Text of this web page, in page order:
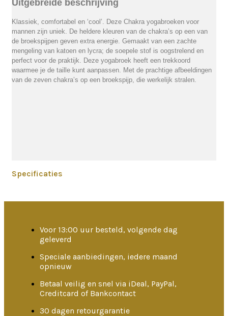
Uitgebreide beschrijving
Klassiek, comfortabel en ‘cool’. Deze Chakra yogabroeken voor
mannen zijn uniek. De heldere kleuren van de chakra’s op een van
de broekspijpen geven extra energie. Gemaakt van een zachte
mengeling van katoen en lycra; de soepele stof is oogstrelend en
perfect voor de praktijk. Deze yogabroek heeft een trekkoord
waarmee je de taille kunt aanpassen. Met de prachtige afbeeldingen
van de zeven chakra’s op een broekspijp, die werkelijk stralen.
Specificaties
Voor 13:00 uur besteld, volgende dag
geleverd
Speciale aanbiedingen, iedere maand
opnieuw
Betaal veilig en snel via iDeal, PayPal,
Creditcard of Bankcontact
30 dagen retourgarantie